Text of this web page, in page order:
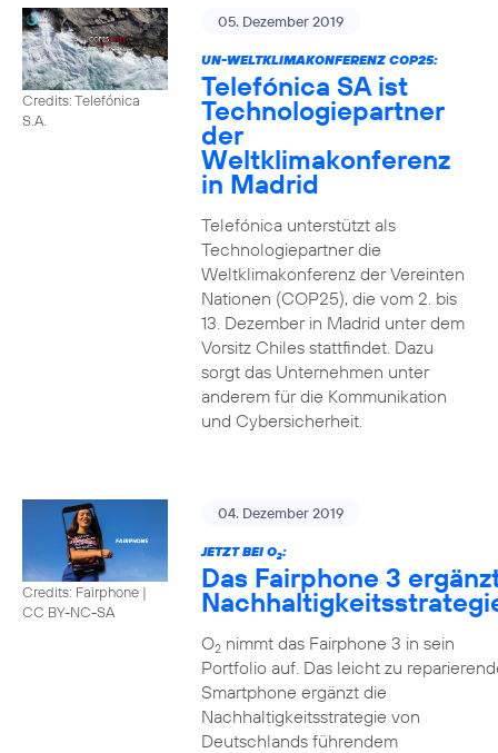
Credits: Telefónica
S.A.
05. Dezember 2019
UN-WELTKLIMAKONFERENZ COP25:
Telefónica SA ist
Technologiepartner
der
Weltklimakonferenz
in Madrid
Telefónica unterstützt als
Technologiepartner die
Weltklimakonferenz der Vereinten
Nationen (COP25), die vom 2. bis
13. Dezember in Madrid unter dem
Vorsitz Chiles stattfindet. Dazu
sorgt das Unternehmen unter
anderem für die Kommunikation
und Cybersicherheit.
Credits: Fairphone |
CC BY-NC-SA
04. Dezember 2019
JETZT BEI O2:
Das Fairphone 3
O2nimmt das Fairphone 3 in sein
Portfolio auf. Das leicht zu
Smartphone ergänzt die
Nachhaltigkeitsstrategie von
Deutschlands führendem